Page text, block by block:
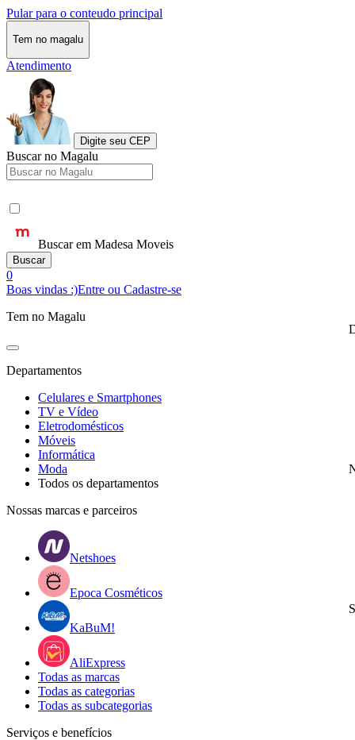
Pular para o conteudo principal
Tem no magalu
Atendimento
Digite seu CEP
Buscar no Magalu
Buscar em Madesa Moveis
Buscar
0
Boas vindas :)Entre ou Cadastre-se
Tem no Magalu
Departamentos
Celulares e Smartphones
TV e Vídeo
Eletrodomésticos
Móveis
Informática
Moda
Todos os departamentos
Nossas marcas e parceiros
Netshoes
Epoca Cosméticos
KaBuM!
AliExpress
Todas as marcas
Todas as categorias
Todas as subcategorias
Serviços e benefícios